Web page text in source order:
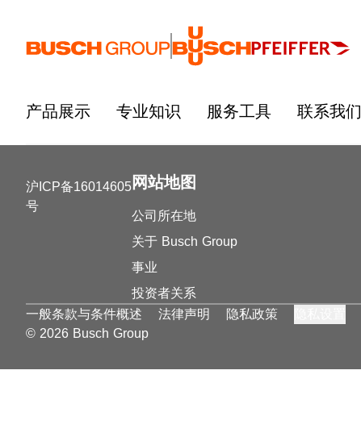
产品展示 专业知识 服务工具 联系我们
沪ICP备16014605
号
网站地图
公司所在地
关于 Busch Group
事业
投资者关系
一般条款与条件概述
法律声明 隐私政策
© 2026 Busch Group